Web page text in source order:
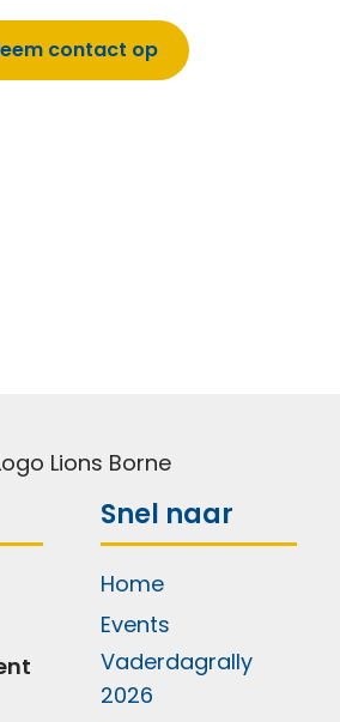
contact op
Snel naar
Home
Events
Vaderdagrally
2026